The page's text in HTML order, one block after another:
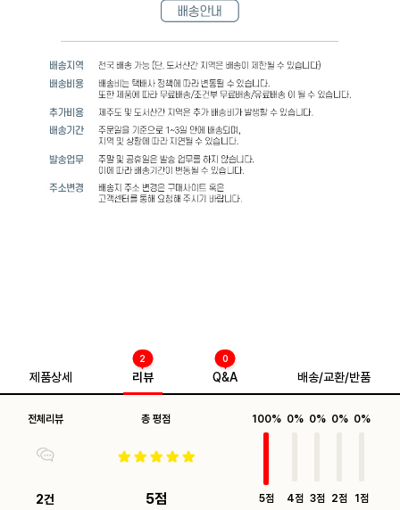
제품상세 리뷰
2
Q&A
0
배송/교환/반품
전체리뷰
2건
총 평점
5점
100%
5점
0%
4점
0%
3점
0%
2점
0%
1점